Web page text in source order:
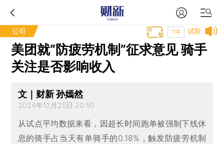
公司 试听
T中
美团就“防疲劳机制”征求意见 骑手
关注是否影响收入
文｜财新 孙嫣然
2024年12月25日 20:50
从试点平均数据来看，因超长时间跑单被强制下线休
息的骑手占当天有单骑手的0.18%，触发防疲劳机制